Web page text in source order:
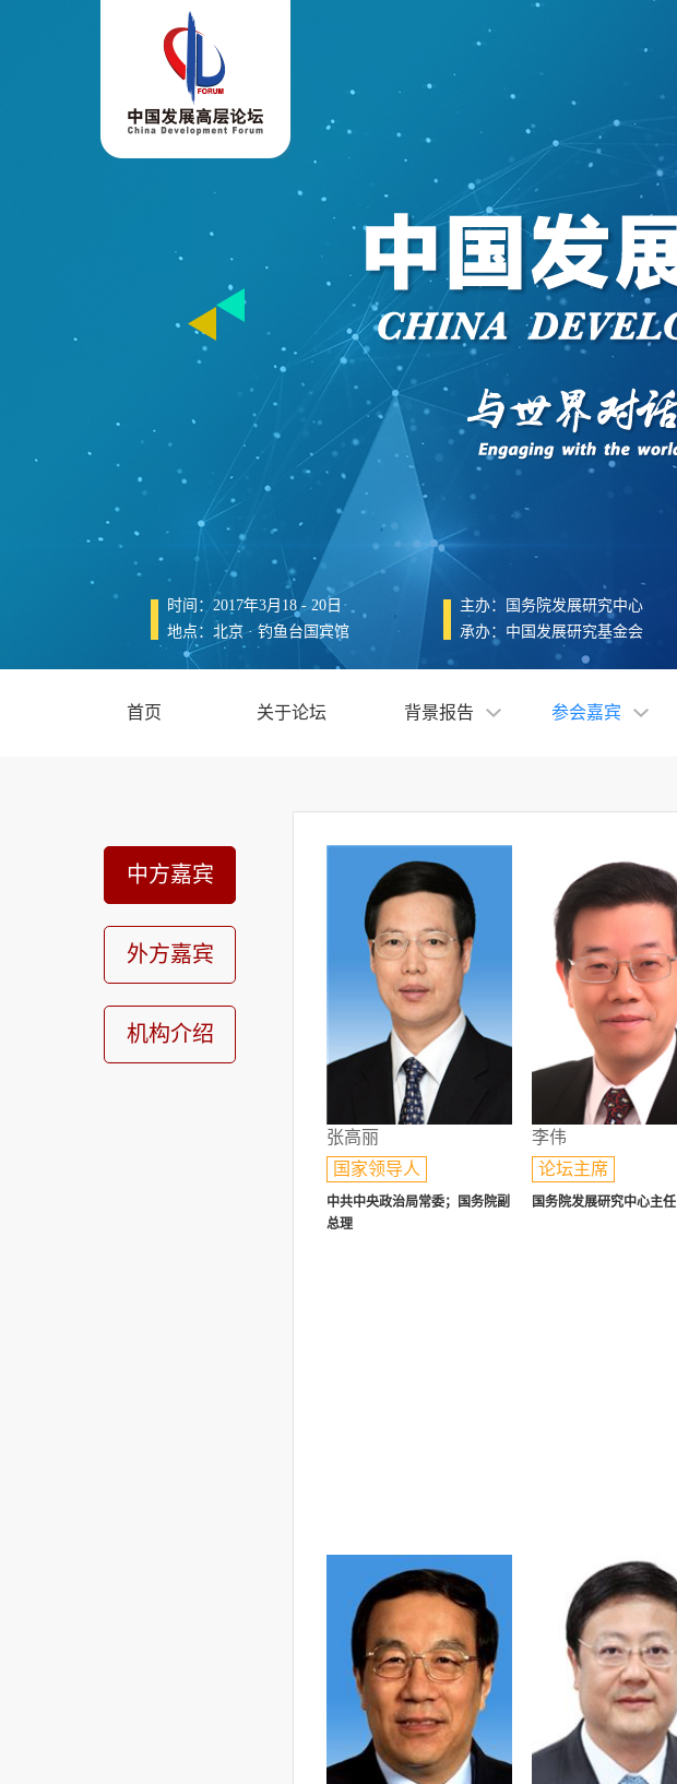
时间：2017年3月18 - 20日
地点：北京 · 钓鱼台国宾馆
主办：国务院发展研究中心
承办：中国发展研究基金会
首页 关于论坛 背景报告 参会嘉宾
中方嘉宾
外方嘉宾
机构介绍
张高丽
国家领导人
中共中央政治局常委；国务院副
总理
李伟
论坛主席
国务院发展研究中心主任